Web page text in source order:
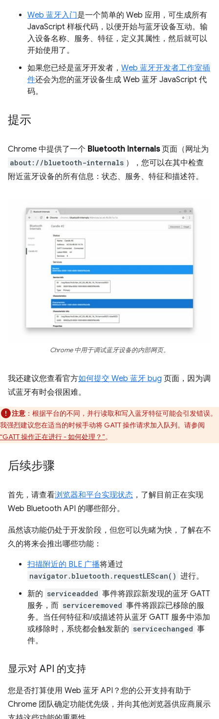
Web 蓝牙入门是一个简单的 Web 应用，可生成所有
JavaScript 样板代码，以便开始与蓝牙设备互动。输
入设备名称、服务、特征，定义其属性，然后就可以
开始使用了。
如果您已经是蓝牙开发者， Web 蓝牙开发者工作室插
件还会为您的蓝牙设备生成 Web 蓝牙 JavaScript 代
码。
提示
Chrome 中提供了一个 Bluetooth Internals页面（网址为
about://bluetooth-internals ），您可以在其中检查
附近蓝牙设备的所有信息：状态、服务、特征和描述符。
Chrome 中用于调试蓝牙设备的内部网页。
我还建议您查看官方如何提交 Web 蓝牙 bug 页面，因为调
试蓝牙有时会很困难。
注意 ：根据平台的不同，并行读取和写入蓝牙特征可能会引发错误。
我强烈建议您在适当的时候手动将 GATT 操作请求加入队列。请参阅
“GATT 操作正在进行 - 如何处理？”。
后续步骤
首先，请查看浏览器和平台实现状态 ，了解目前正在实现
Web Bluetooth API 的哪些部分。
虽然该功能仍处于开发阶段，但您可以先睹为快，了解在不
久的将来会推出哪些功能：
扫描附近的 BLE 广播将通过
navigator.bluetooth.requestLEScan() 进行。
新的 serviceadded 事件将跟踪新发现的蓝牙 GATT
服务，而 serviceremoved 事件将跟踪已移除的服
务。当任何特征和/或描述符从蓝牙 GATT 服务中添加
或移除时，系统都会触发新的 servicechanged 事
件。
显示对 API 的支持
您是否打算使用 Web 蓝牙 API？您的公开支持有助于
Chrome 团队确定功能优先级，并向其他浏览器供应商展示